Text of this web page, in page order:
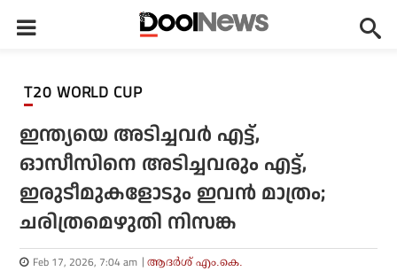
T20 WORLD CUP
ഇന്ത്യയെ അടിച്ചവര്‍ എട്ട്,
ഓസീസിനെ അടിച്ചവരും എട്ട്,
ഇരുടീമുകളോടും ഇവന്‍ മാത്രം;
ചരിത്രമെഴുതി നിസങ്ക
Feb 17, 2026, 7:04 am ആദർശ് എം.കെ.